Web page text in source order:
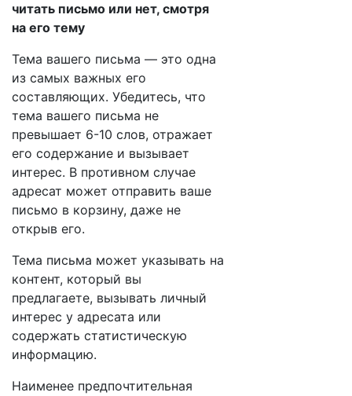
читать письмо или нет, смотря
на его тему
Тема вашего письма — это одна
из самых важных его
составляющих. Убедитесь, что
тема вашего письма не
превышает 6-10 слов, отражает
его содержание и вызывает
интерес. В противном случае
адресат может отправить ваше
письмо в корзину, даже не
открыв его.
Тема письма может указывать на
контент, который вы
предлагаете, вызывать личный
интерес у адресата или
содержать статистическую
информацию.
Наименее предпочтительная